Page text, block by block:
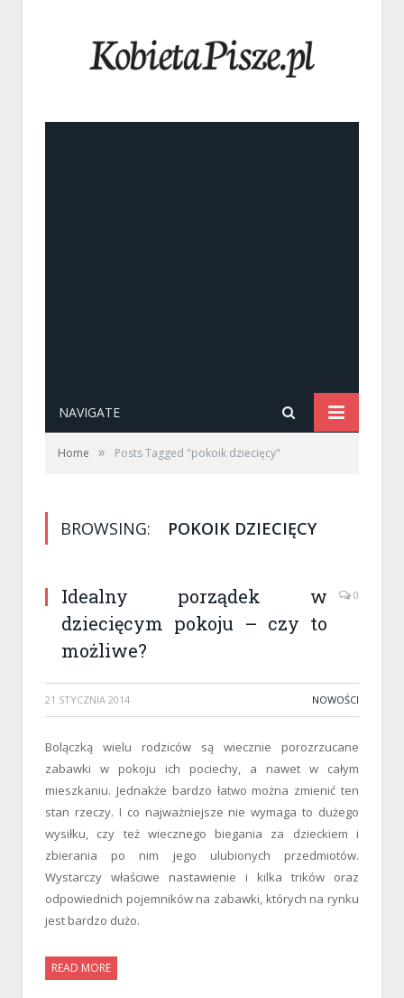
NAVIGATE
Home » Posts Tagged "pokoik dziecięcy"
BROWSING: POKOIK DZIECIĘCY
Idealny porządek w
dziecięcym pokoju – czy to
możliwe?
0
21 STYCZNIA 2014 NOWOŚCI
Bolączką wielu rodziców są wiecznie porozrzucane
zabawki w pokoju ich pociechy, a nawet w całym
mieszkaniu. Jednakże bardzo łatwo można zmienić ten
stan rzeczy. I co najważniejsze nie wymaga to dużego
wysiłku, czy też wiecznego biegania za dzieckiem i
zbierania po nim jego ulubionych przedmiotów.
Wystarczy właściwe nastawienie i kilka trików oraz
odpowiednich pojemników na zabawki, których na rynku
jest bardzo dużo.
READ MORE